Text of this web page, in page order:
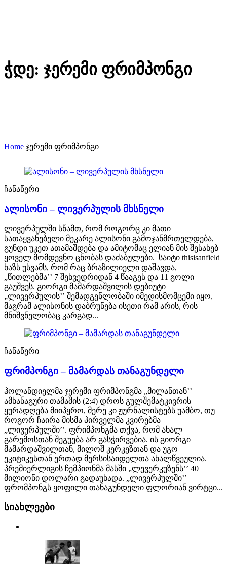
ჭდე: ჯერემი ფრიმპონგი
Home ჯერემი ფრიმპონგი
ჩანაწერი
ალისონი – ლივერპულის მხსნელი
ლივერპულში სწამთ, რომ როგორც კი მათი
სათაყვანებელი მეკარე ალისონი გამოჯანმრთელდება,
გუნდი უკეთ ათამაშდება და ამიტომაც ელიან მის შესახებ
ყოველ მომდევნო ცნობას დაძაბულები. საიტი thisisanfield
ხაზს უსვამს, რომ რაც ბრაზილიელი დაშავდა,
„წითლებმა’’ 7 შეხვედრიდან 4 წააგეს და 11 გოლი
გაუშვეს. გიორგი მამარდაშვილის დებიუტი
„ლივერპულის’’ შემადგენლობაში იმედისმომცემი იყო,
მაგრამ ალისონის დაბრუნება ისეთი რამ არის, რის
მნიშვნელობაც კარგად...
ჩანაწერი
ფრიმპონგი – მამარდას თანაგუნდელი
ჰოლანდიელმა ჯერემი ფრიმპონგმა „მილანთან’’
ამხანაგური თამაშის (2:4) დროს გულშემატკივრის
ყურადღება მიიპყრო, მერე კი ჟურნალისტებს უამბო, თუ
როგორ ჩაირა მისმა პირველმა კვირებმა
„ლივერპულში’’. ფრიმპონგმა თქვა, რომ ახალ
გარემოსთან შეგუება არ გასჭირვებია. ის გიორგი
მამარდაშვილთან, მილოშ კერკეზთან და უგო
ეკიტიკესთან ერთად მერსისაიდელთა ახალწვეულია.
პრემიერლიგის ჩემპიონმა მასში „ლევერკუზენს’’ 40
მილიონი დოლარი გადაუხადა. „ლივერპულში’’
ფრომპონგს ყოფილი თანაგუნდელი ფლორიან ვირტცი...
სიახლეები